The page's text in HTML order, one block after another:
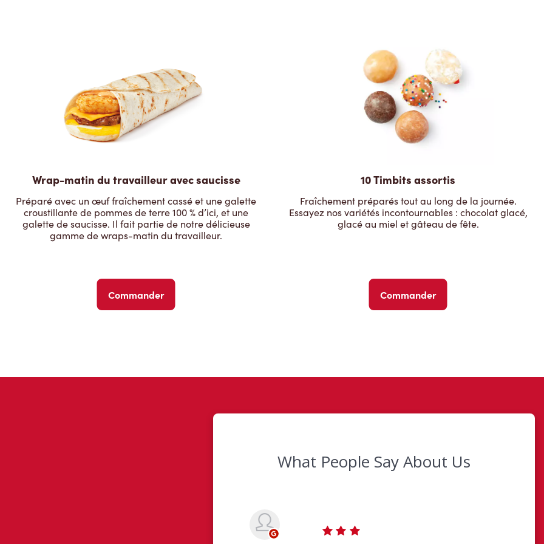
Wrap-matin du travailleur avec saucisse
Préparé avec un œuf fraîchement cassé et une galette
croustillante de pommes de terre 100 % d’ici, et une
galette de saucisse. Il fait partie de notre délicieuse
gamme de wraps-matin du travailleur.
Commander
10 Timbits assortis
Fraîchement préparés tout au long de la journée.
Essayez nos variétés incontournables : chocolat glacé,
glacé au miel et gâteau de fête.
Commander